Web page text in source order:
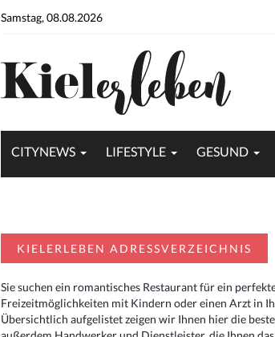
Samstag, 08.08.2026
CITYNEWS LIFESTYLE GESUND
KIELERLEBEN ADRESSVERZEICHNIS
Sie suchen ein romantisches Restaurant für ein
Freizeitmöglichkeiten mit Kindern oder einen Arzt in
Übersichtlich aufgelistet zeigen wir Ihnen hier die